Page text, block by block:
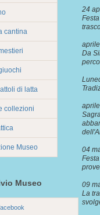
cantina
di latta
collezioni
Museo
Museo
24
Da
04
09
La